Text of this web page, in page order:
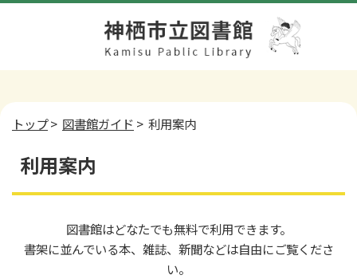
トップ> 図書館ガイド > 利用案内
利用案内
図書館はどなたでも無料で利用できます。
書架に並んでいる本、雑誌、新聞などは自由にご覧くださ
い。